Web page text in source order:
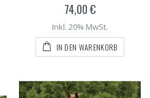
74,00 €
Inkl. 20% MwSt.
IN DEN WARENKORB